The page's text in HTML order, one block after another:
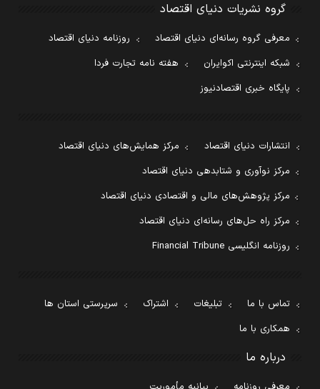
گروه نشریات دنیای اقتصاد
معرفی گروه رسانه‌ای دنیای اقتصاد
روزنامه دنیای اقتصاد
شبکه اینترنتی اکوایران
هفته نامه تجارت فردا
پایگاه خبری اقتصادنیوز
انتشارات دنیای اقتصاد
مرکز همایش‌های دنیای اقتصاد
مرکز نوآوری و شتابدهی دنیای اقتصاد
مرکز پژوهش‌های مالی و اقتصادی دنیای اقتصاد
مرکز راه حل‌های رسانه‌ای دنیای اقتصاد
روزنامه انگلیسی Financial Tribune
تماس با ما تبلیغات اشتراک
سرپرستی استان ها
همکاری با ما
درباره ما